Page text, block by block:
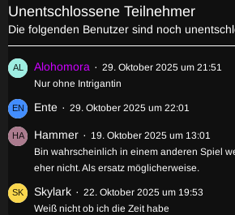
Unentschlossene Teilnehmer
Die folgenden Benutzer sind noch
Alohomora
29. Oktober 2025 um 21:51
Nur ohne Intrigantin
Ente 29. Oktober 2025 um 22:01
Hammer
19. Oktober 2025 um 13:01
Bin wahrscheinlich in einem anderen Spiel
eher nicht. Als ersatz möglicherweise.
Skylark
22. Oktober 2025 um 19:53
Weiß nicht ob ich die Zeit habe